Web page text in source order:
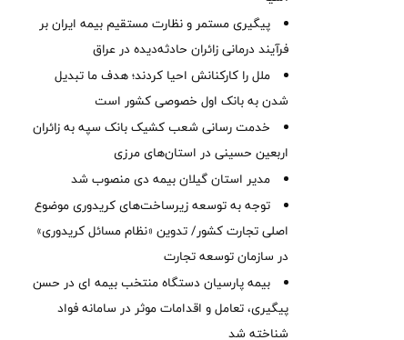
پیگیری مستمر و نظارت مستقیم بیمه ایران بر
فرآیند درمانی زائران حادثه‌دیده در عراق
ملل را کارکنانش احیا کردند؛ هدف ما تبدیل
شدن به بانک اول خصوصی کشور است
خدمت رسانی شعب کشیک بانک سپه به زائران
اربعین حسینی در استان‌‌های مرزی
‌مدیر استان گیلان بیمه دی منصوب شد
توجه به توسعه زیرساخت‌های کریدوری موضوع
اصلی تجارت کشور/ تدوین «نظام مسائل کریدوری»
در سازمان توسعه تجارت
بیمه پارسیان دستگاه منتخب بیمه ای در حسن
پیگیری، تعامل و اقدامات موثر در سامانه فواد
شناخته شد